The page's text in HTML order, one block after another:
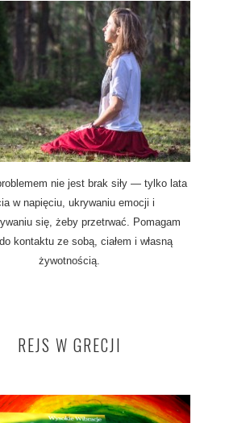
nie jest brak siły — tylko lata
w napięciu, ukrywaniu emocji i
się, żeby przetrwać. Pomagam
kontaktu ze sobą, ciałem i własną
żywotnością.
REJS W GRECJI